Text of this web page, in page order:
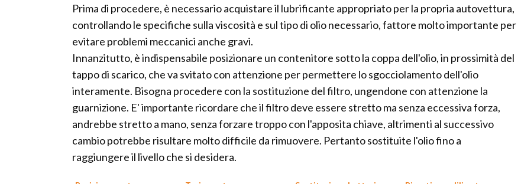
Prima di procedere, è necessario acquistare il lubrificante appropriato per la propria autovettura,
controllando le specifiche sulla viscosità e sul tipo di olio necessario, fattore molto importante per
evitare problemi meccanici anche gravi.
Innanzitutto, è indispensabile posizionare un contenitore sotto la coppa dell'olio, in prossimità del
tappo di scarico, che va svitato con attenzione per permettere lo sgocciolamento dell'olio
interamente. Bisogna procedere con la sostituzione del filtro, ungendone con attenzione la
guarnizione. E' importante ricordare che il filtro deve essere stretto ma senza eccessiva forza,
andrebbe stretto a mano, senza forzare troppo con l'apposita chiave, altrimenti al successivo
cambio potrebbe risultare molto difficile da rimuovere. Pertanto sostituite l'olio fino a
raggiungere il livello che si desidera.